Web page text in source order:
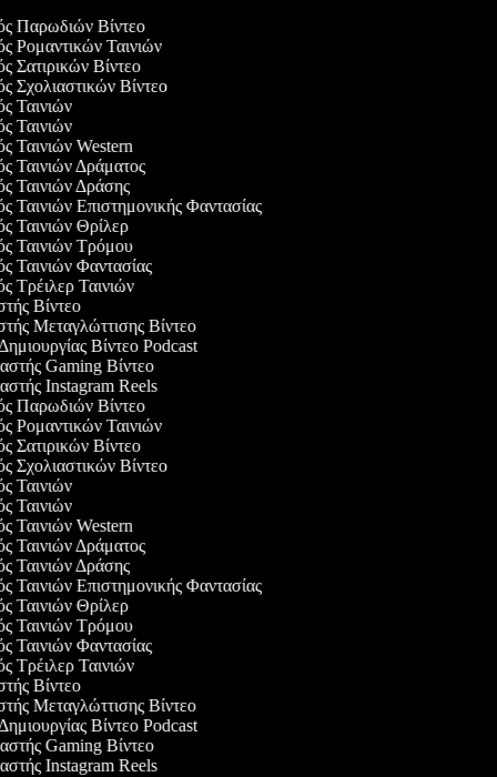
Παρωδιών Βίντεο
Ρομαντικών Ταινιών
Σατιρικών Βίντεο
Σχολιαστικών Βίντεο
Ταινιών
Ταινιών
Ταινιών Western
Ταινιών Δράματος
Ταινιών Δράσης
Ταινιών Επιστημονικής Φαντασίας
Ταινιών Θρίλερ
Ταινιών Τρόμου
Ταινιών Φαντασίας
Τρέιλερ Ταινιών
Βίντεο
Μεταγλώττισης Βίντεο
Δημιουργίας Βίντεο Podcast
Gaming Βίντεο
Instagram Reels
Παρωδιών Βίντεο
Ρομαντικών Ταινιών
Σατιρικών Βίντεο
Σχολιαστικών Βίντεο
Ταινιών
Ταινιών
Ταινιών Western
Ταινιών Δράματος
Ταινιών Δράσης
Ταινιών Επιστημονικής Φαντασίας
Ταινιών Θρίλερ
Ταινιών Τρόμου
Ταινιών Φαντασίας
Τρέιλερ Ταινιών
Βίντεο
Μεταγλώττισης Βίντεο
Δημιουργίας Βίντεο Podcast
Gaming Βίντεο
Instagram Reels